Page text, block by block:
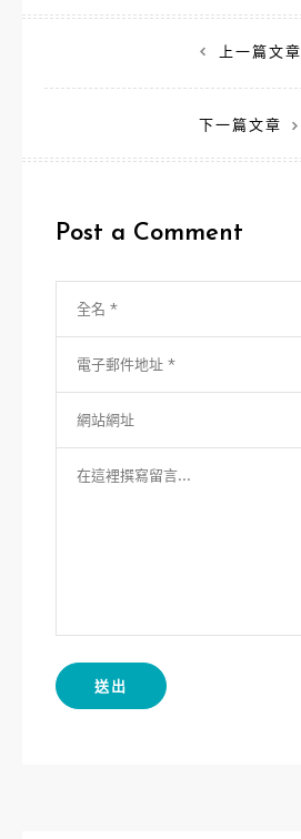
章
上一篇文章
下一篇文章
Post a Comment